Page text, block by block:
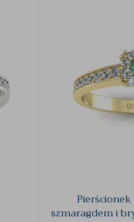
szmaragdem i